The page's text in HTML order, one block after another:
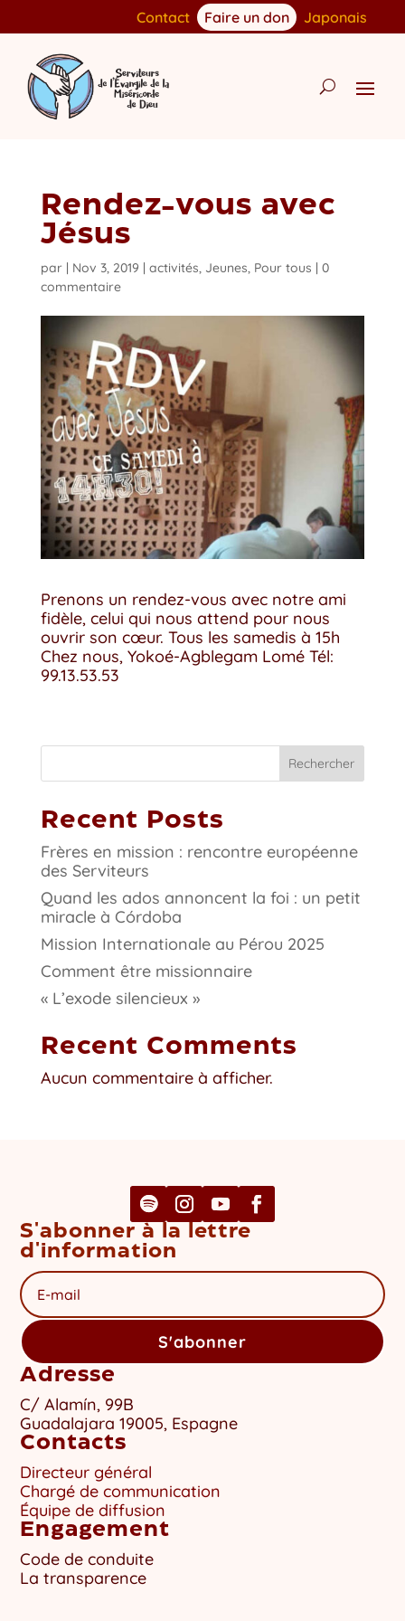
Contact Faire un don Japonais
Rendez-vous avec
Jésus
par Nov 3, 2019 activités, Jeunes, Pour tous
0
commentaire
Prenons un rendez-vous avec notre ami
fidèle, celui qui nous attend pour nous
ouvrir son cœur. Tous les samedis à 15h
Chez nous, Yokoé-Agblegam Lomé Tél:
99.13.53.53
Rechercher
Recent Posts
Frères en mission : rencontre européenne
des Serviteurs
Quand les ados annoncent la foi : un petit
miracle à Córdoba
Mission Internationale au Pérou 2025
Comment être missionnaire
« L’exode silencieux »
Recent Comments
Aucun commentaire à afficher.
S'abonner à la lettre
d'information
S'abonner
Adresse
C/ Alamín, 99B
Guadalajara 19005, Espagne
Contacts
Directeur général
Chargé de communication
Équipe de diffusion
Engagement
Code de conduite
La transparence